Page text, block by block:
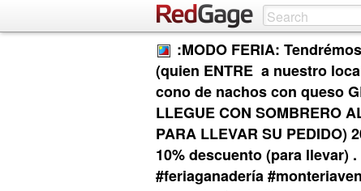
:MODO FERIA:
(quien ENTRE a nuestro
cono de nachos con queso
LLEGUE CON SOMBRERO
PARA LLEVAR SU
10% descuento (para llevar)
#feriaganadería